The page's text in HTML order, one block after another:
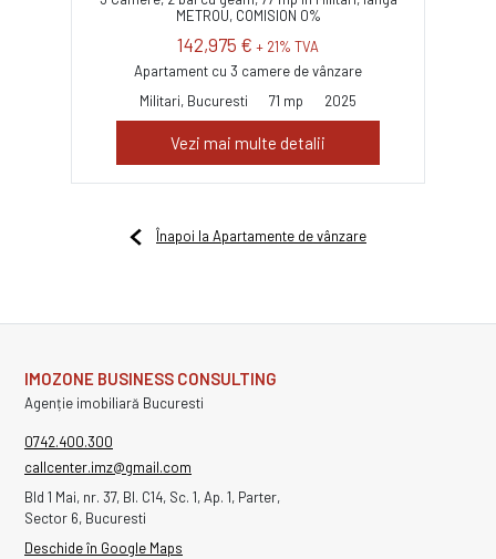
METROU, COMISION 0%
142,975 € + 21% TVA
Apartament cu 3 camere de vânzare
Militari, Bucuresti
71 mp 2025
Vezi mai multe detalii
Înapoi la Apartamente de vânzare
IMOZONE BUSINESS CONSULTING
Agenție imobiliară Bucuresti
0742.400.300
callcenter.imz@gmail.com
Bld 1 Mai, nr. 37, Bl. C14, Sc. 1, Ap. 1, Parter,
Sector 6, Bucuresti
Deschide în Google Maps